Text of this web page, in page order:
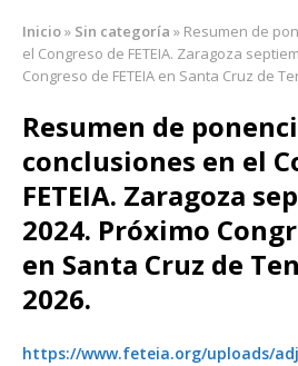
Borrador DGT, medidas
tráfico durante 2025
Inicio» Sin categoría » Resumen de
el Congreso de FETEIA. Zaragoza
Congreso de FETEIA en Santa Cruz de
Resumen de
conclusiones en el
FETEIA. Zaragoza
2024. Próximo
en Santa Cruz de
2026.
https://www.feteia.org/uploads/